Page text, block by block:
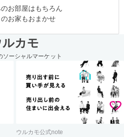
お部屋はもちろん
お家もおまかせ
ルカモ
ソーシャルマーケット
ウルカモ公式note